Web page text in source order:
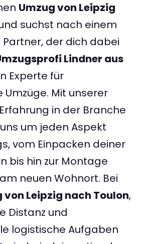
Umzug von Leipzig
suchst nach einem
Partner, der dich dabei
Lindner aus
Experte für
Mit unserer
in der Branche
um jeden Aspekt
vom Einpacken deiner
bis hin zur Montage
am neuen Wohnort. Bei
von Leipzig nach Toulon,
Distanz und
logistische Aufgaben